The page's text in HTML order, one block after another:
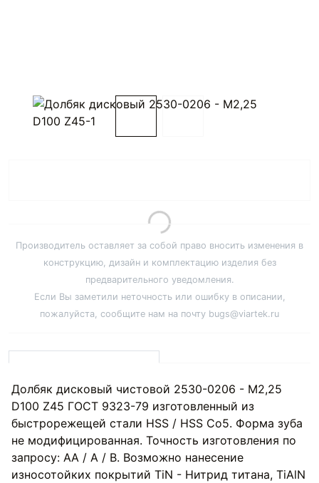
Производитель оставляет за собой право вносить изменения в
конструкцию, дизайн и комплектацию изделия без
предварительного уведомления.
Если Вы заметили неточность или ошибку в описании,
пожалуйста, сообщите нам на почту bugs@viartek.ru
Долбяк дисковый чистовой 2530-0206 - M2,25
D100 Z45 ГОСТ 9323-79 изготовленный из
быстрорежещей стали HSS / HSS Co5. Форма зуба
не модифицированная. Точность изготовления по
запросу: AA / A / B. Возможно нанесение
износотойких покрытий TiN - Нитрид титана, TiAlN